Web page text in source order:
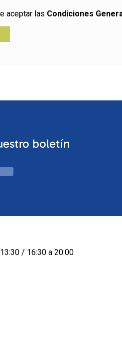
aceptar las Condiciones
boletín
/ 16:30 a 20:00